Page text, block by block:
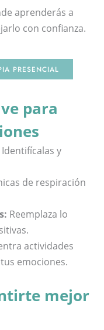
aprenderás a
con confianza.
PRESENCIAL
para
Identifícalas y
de respiración
Reemplaza lo
actividades
emociones.
mejor